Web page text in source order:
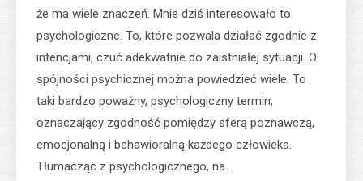
że ma wiele znaczeń. Mnie dziś interesowało to
psychologiczne. To, które pozwala działać zgodnie z
intencjami, czuć adekwatnie do zaistniałej sytuacji. O
spójności psychicznej można powiedzieć wiele. To
taki bardzo poważny, psychologiczny termin,
oznaczający zgodność pomiędzy sferą poznawczą,
emocjonalną i behawioralną każdego człowieka.
Tłumacząc z psychologicznego, na…